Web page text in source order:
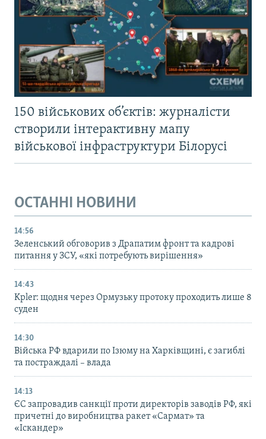
150 військових об’єктів: журналісти
створили інтерактивну мапу
військової інфраструктури Білорусі
ОСТАННІ НОВИНИ
14:56
Зеленський обговорив з Драпатим фронт та кадрові
питання у ЗСУ, «які потребують вирішення»
14:43
Kpler: щодня через Ормузьку протоку проходить лише 8
суден
14:30
Війська РФ вдарили по Ізюму на Харківщині, є загиблі
та постраждалі – влада
14:13
ЄС запровадив санкції проти директорів заводів РФ, які
причетні до виробництва ракет «Сармат» та
«Іскандер»